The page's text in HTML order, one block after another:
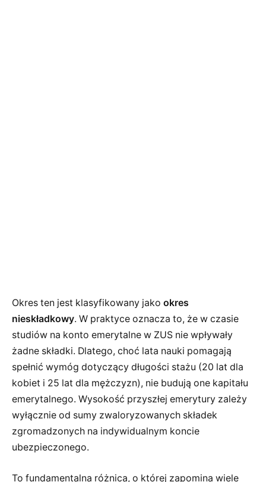
Okres ten jest klasyfikowany jako okres
nieskładkowy. W praktyce oznacza to, że w czasie
studiów na konto emerytalne w ZUS nie wpływały
żadne składki. Dlatego, choć lata nauki pomagają
spełnić wymóg dotyczący długości stażu (20 lat dla
kobiet i 25 lat dla mężczyzn), nie budują one kapitału
emerytalnego. Wysokość przyszłej emerytury zależy
wyłącznie od sumy zwaloryzowanych składek
zgromadzonych na indywidualnym koncie
ubezpieczonego.
To fundamentalna różnica, o której zapomina wiele